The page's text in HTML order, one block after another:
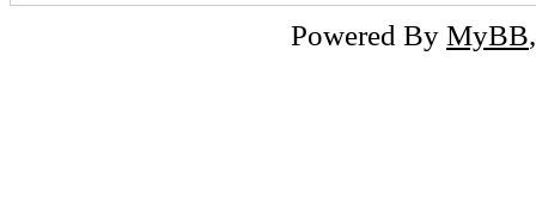
Powered By MyBB